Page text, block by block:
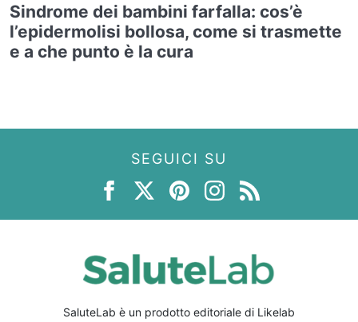
Sindrome dei bambini farfalla: cos’è
l’epidermolisi bollosa, come si trasmette
e a che punto è la cura
SEGUICI SU
SaluteLab è un prodotto editoriale di Likelab